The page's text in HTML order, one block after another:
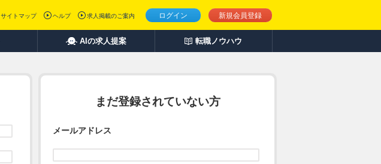
ログイン 新規会員登録
サイトマップ ヘルプ 求人掲載のご案内
AIの求人提案 転職ノウハウ
まだ登録されていない方
メールアドレス